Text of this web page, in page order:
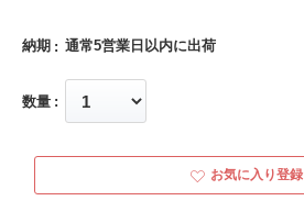
納期 通常5営業日以内に出荷
数量
お気に入り登録